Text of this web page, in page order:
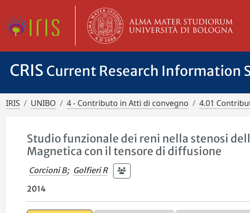
CRIS Current Research Information
IRIS UNIBO 4 - Contributo in Atti di convegno 4.01
Studio funzionale dei reni nella stenosi
Magnetica con il tensore di diffusione
Corcioni B; Golfieri R
2014